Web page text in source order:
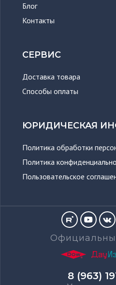
Блог
Контакты
СЕРВИС
Доставка товара
Способы оплаты
ЮРИДИЧЕСКАЯ
Политика обработки
Политика
Пользовательское
8 (963)